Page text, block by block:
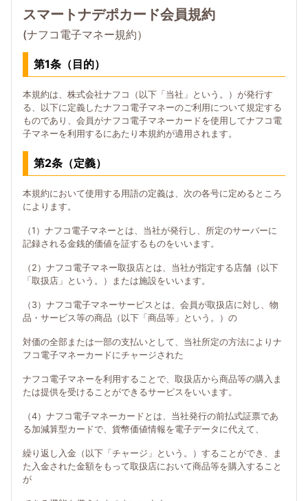
スマートナデポカード会員規約
(ナフコ電子マネー規約）
第1条（目的）
本規約は、株式会社ナフコ（以下「当社」という。）が発行す
る、以下に定義したナフコ電子マネーのご利用について規定する
ものであり、会員がナフコ電子マネーカードを使用してナフコ電
子マネーを利用するにあたり本規約が適用されます。
第2条（定義）
本規約において使用する用語の定義は、次の各号に定めるところ
によります。
（1）ナフコ電子マネーとは、当社が発行し、所定のサーバーに
記録される金銭的価値を証するものをいいます。
（2）ナフコ電子マネー取扱店とは、当社が指定する店舗（以下
「取扱店」という。）または施設をいいます。
（3）ナフコ電子マネーサービスとは、会員が取扱店に対し、物
品・サービス等の商品（以下「商品等」という。）の
対価の全部または一部の支払いとして、当社所定の方法によりナ
フコ電子マネーカードにチャージされた
ナフコ電子マネーを利用することで、取扱店から商品等の購入ま
たは提供を受けることができるサービスをいいます。
（4）ナフコ電子マネーカードとは、当社発行の前払式証票であ
る加減算型カードで、貨幣価値情報を電子データに代えて、
繰り返し入金（以下「チャージ」という。）することができ、ま
た入金された金額をもって取扱店において商品等を購入すること
が